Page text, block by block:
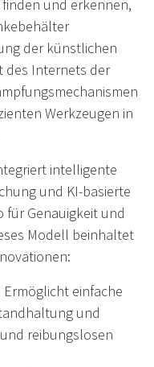
und erkennen,
der künstlichen
des Internets der
Werkzeugen in
intelligente
und KI-basierte
Genauigkeit und
Modell beinhaltet
einfache
und
reibungslosen